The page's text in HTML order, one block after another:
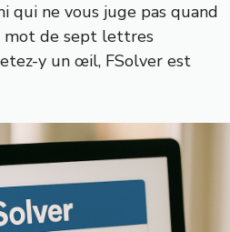
qui ne vous juge pas quand
mot de sept lettres
y un œil, FSolver est